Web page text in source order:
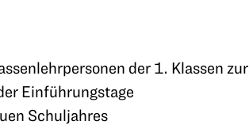
der 1. Klassen zur
Einführungstage
Schuljahres